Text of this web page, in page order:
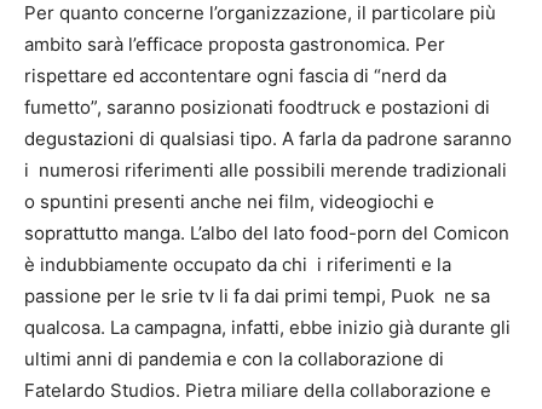
Per quanto concerne l’organizzazione, il particolare più
ambito sarà l’efficace proposta gastronomica. Per
rispettare ed accontentare ogni fascia di “nerd da
fumetto”, saranno posizionati foodtruck e postazioni di
degustazioni di qualsiasi tipo. A farla da padrone saranno
i numerosi riferimenti alle possibili merende tradizionali
o spuntini presenti anche nei film, videogiochi e
soprattutto manga. L’albo del lato food-porn del Comicon
è indubbiamente occupato da chi i riferimenti e la
passione per le srie tv li fa dai primi tempi, Puok ne sa
qualcosa. La campagna, infatti, ebbe inizio già durante gli
ultimi anni di pandemia e con la collaborazione di
Fatelardo Studios. Pietra miliare della collaborazione e